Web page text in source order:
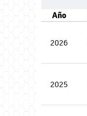
Año
2026
2025